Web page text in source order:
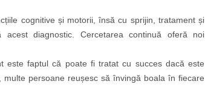
cognitive și motorii, însă cu sprijin, tratament și
diagnostic. Cercetarea continuă oferă noi
este faptul că poate fi tratat cu succes dacă este
persoane reușesc să învingă boala în fiecare